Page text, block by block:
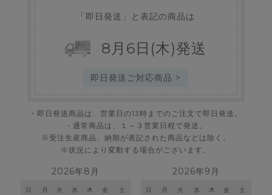
「即日発送」と表記の商品は
8 月 6日 (木)発送
即日発送ご対応商品 >
・即日発送商品は、営業日の13時までのご注文で即日発送。
・通常商品は、１～３営業日程で発送。
※受注生産商品、納期が表記された商品などは除く。
※状況により変動する場合がございます。
2026年8月
日 月 火 水 木 金 土
2026年9月
日 月 火 水 木 金 土